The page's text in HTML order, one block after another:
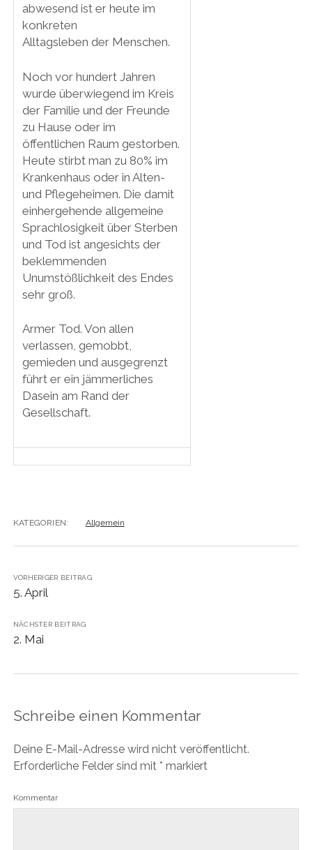
abwesend ist er heute im
konkreten
Alltagsleben der Menschen.
Noch vor hundert Jahren
wurde überwiegend im Kreis
der Familie und der Freunde
zu Hause oder im
öffentlichen Raum gestorben.
Heute stirbt man zu 80% im
Krankenhaus oder in Alten-
und Pflegeheimen. Die damit
einhergehende allgemeine
Sprachlosigkeit über Sterben
und Tod ist angesichts der
beklemmenden
Unumstößlichkeit des Endes
sehr groß.
Armer Tod. Von allen
verlassen, gemobbt,
gemieden und ausgegrenzt
führt er ein jämmerliches
Dasein am Rand der
Gesellschaft.
KATEGORIEN: Allgemein
VORHERIGER BEITRAG
5. April
NÄCHSTER BEITRAG
2. Mai
Schreibe einen Kommentar
Deine E-Mail-Adresse wird nicht veröffentlicht.
Erforderliche Felder sind mit * markiert
Kommentar